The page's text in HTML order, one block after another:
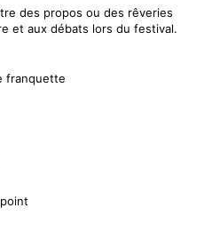
des propos ou des rêveries
et aux débats lors du festival.
franquette